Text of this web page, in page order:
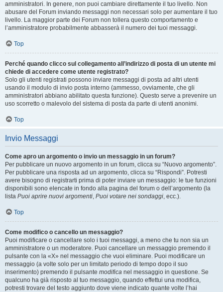
amministratori. In genere, non puoi cambiare direttamente il tuo livello. Non
abusare del Forum inviando messaggi non necessari solo per aumentare il tuo
livello. La maggior parte dei Forum non tollera questo comportamento e
l’amministratore probabilmente abbasserà il numero dei tuoi messaggi.
Top
Perché quando clicco sul collegamento all’indirizzo di posta di un utente mi
chiede di accedere come utente registrato?
Solo gli utenti registrati possono inviare messaggi di posta ad altri utenti
usando il modulo di invio posta interno (ammesso, ovviamente, che gli
amministratori abbiano abilitato questa funzione). Questo serve a prevenire un
uso scorretto o malevolo del sistema di posta da parte di utenti anonimi.
Top
Invio Messaggi
Come apro un argomento o invio un messaggio in un forum?
Per pubblicare un nuovo argomento in un forum, clicca su “Nuovo argomento”.
Per pubblicare una risposta ad un argomento, clicca su “Rispondi”. Potresti
avere bisogno di registrarti prima di poter inviare un messaggio: le tue funzioni
disponibili sono elencate in fondo alla pagina del forum o dell’argomento (la
lista Puoi aprire nuovi argomenti, Puoi votare nei sondaggi, ecc.).
Top
Come modifico o cancello un messaggio?
Puoi modificare o cancellare solo i tuoi messaggi, a meno che tu non sia un
amministratore o un moderatore. Puoi cancellare un messaggio premendo il
pulsante con la «X» nel messaggio che vuoi eliminare. Puoi modificare un
messaggio (a volte solo per un limitato periodo di tempo dopo il suo
inserimento) premendo il pulsante modifica nel messaggio in questione. Se
qualcuno ha già risposto al tuo messaggio, quando effettui una modifica,
potresti trovare del testo aggiunto dove viene indicato quante volte l’hai